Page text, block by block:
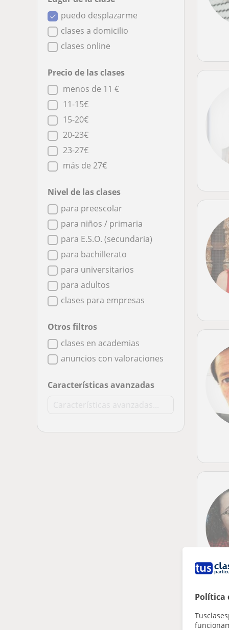
Política
puedo desplazarme
clases a domicilio
clases online
Precio de las clases
menos de 11 €
11-15€
15-20€
20-23€
23-27€
más de 27€
Nivel de las clases
para preescolar
para niños / primaria
para E.S.O. (secundaria)
para bachillerato
para universitarios
para adultos
clases para empresas
Otros filtros
clases en academias
anuncios con valoraciones
Características avanzadas